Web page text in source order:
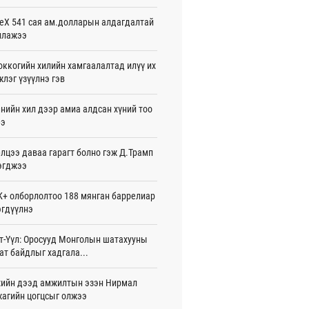
08 цаг 54 мин
хот 2028 онд шинэ ДЦС-тай
07 цаг 51 мин
07 цаг 48 мин
Энэ намрын экспортын
Монголд боломж олгож болох юм
өдөртөө 30 хэм дулаан
07 цаг 38 мин
болох талбайг Элчин сайд,
төлөөлөгчийн газрын
танилцуулав
08-06
541 сая ам.долларын алдагдалтай
хилийн хамгаалалтад илүү их
үзүүлнэ гэв
хил дээр амиа алдсан хүний тоо
даваа гарагт болно гэж Д.Трамп
олборлолтоо 188 мянган баррелиар
Үүл: Оросууд Монголын шатахууны
байдлыг хадгала...
дээд амжилтын эзэн Нирмал
цогцсыг олжээ